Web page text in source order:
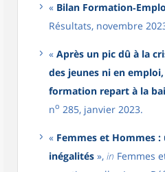
« Bilan
Résultats, novembre
« Après un pic dû à la
des jeunes ni en
formation repart à la
no 285, janvier 2023.
« Femmes et Hommes
inégalités », in Femmes